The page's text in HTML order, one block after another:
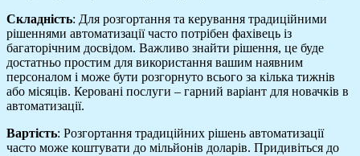
Складність: Для розгортання та керування традиційними
рішеннями автоматизації часто потрібен фахівець із
багаторічним досвідом. Важливо знайти рішення, це буде
достатньо простим для використання вашим наявним
персоналом і може бути розгорнуто всього за кілька тижнів
або місяців. Керовані послуги – гарний варіант для новачків в
автоматизації.
Вартість: Розгортання традиційних рішень автоматизації
часто може коштувати до мільйонів доларів. Придивіться до